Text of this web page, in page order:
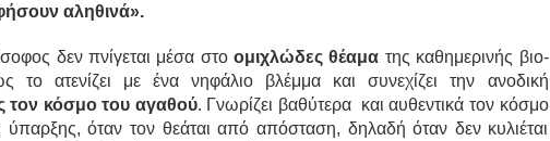
αληθινά».
δεν πνίγεται μέσα στοομιχλώδες θέαμα της καθημερινής βιο-
το ατενίζει με ένα νηφάλιο βλέμμα και συνεχίζει την ανοδική
τον κόσμο του αγαθού. Γνωρίζει βαθύτερα και αυθεντικά τον κόσμο
ύπαρξης, όταν τον θεάται από απόσταση, δηλαδή όταν δεν κυλιέται